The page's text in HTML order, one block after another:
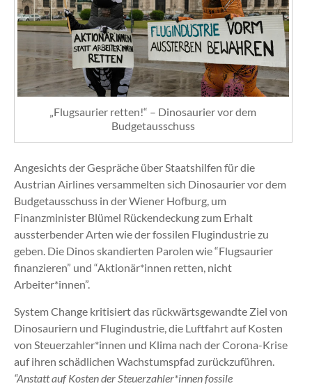
„Flugsaurier retten!“ – Dinosaurier vor dem
Budgetausschuss
Angesichts der Gespräche über Staatshilfen für die
Austrian Airlines versammelten sich Dinosaurier vor dem
Budgetausschuss in der Wiener Hofburg, um
Finanzminister Blümel Rückendeckung zum Erhalt
aussterbender Arten wie der fossilen Flugindustrie zu
geben. Die Dinos skandierten Parolen wie “Flugsaurier
finanzieren” und “Aktionär*innen retten, nicht
Arbeiter*innen”.
System Change kritisiert das rückwärtsgewandte Ziel von
Dinosauriern und Flugindustrie, die Luftfahrt auf Kosten
von Steuerzahler*innen und Klima nach der Corona-Krise
auf ihren schädlichen Wachstumspfad zurückzuführen.
“Anstatt auf Kosten der Steuerzahler*innen fossile